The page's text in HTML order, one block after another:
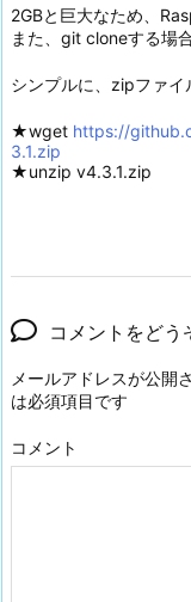
2GBと巨大なため、
また、git cloneする場
シンプルに、zipファイ
★wget https://
3.1.zip
★unzip v4.3.1.zip
コメントをどう
メールアドレスが公開
は必須項目です
コメント